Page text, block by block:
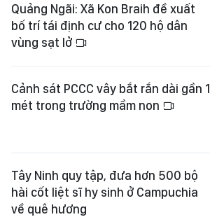
Quảng Ngãi: Xã Kon Braih đề xuất
bố trí tái định cư cho 120 hộ dân
vùng sạt lở
Cảnh sát PCCC vây bắt rắn dài gần 1
mét trong trường mầm non
Tây Ninh quy tập, đưa hơn 500 bộ
hài cốt liệt sĩ hy sinh ở Campuchia
về quê hương